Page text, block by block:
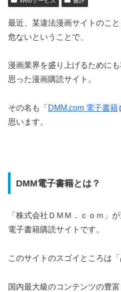
最近、某違法漫画サイトのこ
危ないということで、
漫画業界を盛り上げるために
思った漫画購読サイト。
その名も「 DMM.com 電子書籍
思います。
DMM電子書籍とは？
「株式会社ＤＭＭ．ｃｏｍ」
電子書籍購読サイトです。
このサイトのスゴイところは「
国内最大級のコンテンツの豊